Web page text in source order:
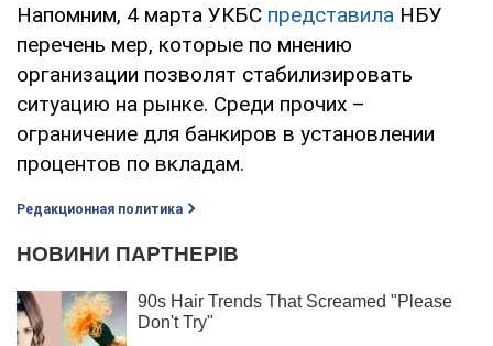
Напомним, 4 марта УКБС представила НБУ
перечень мер, которые по мнению
организации позволят стабилизировать
ситуацию на рынке. Среди прочих –
ограничение для банкиров в установлении
процентов по вкладам.
Редакционная политика